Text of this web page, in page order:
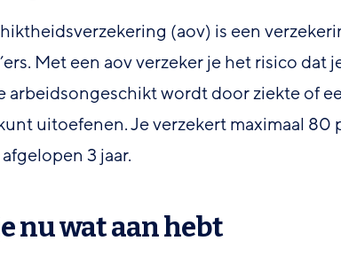
(aov) is een
Met een aov verzeker je het risico dat
arbeidsongeschikt wordt door ziekte of
uitoefenen. Je verzekert maximaal
3 jaar.
nu wat aan hebt